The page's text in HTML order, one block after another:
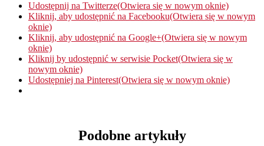
Udostępnij na Twitterze(Otwiera się w nowym oknie)
Kliknij, aby udostępnić na Facebooku(Otwiera się w nowym
oknie)
Kliknij, aby udostępnić na Google+(Otwiera się w nowym
oknie)
Kliknij by udostępnić w serwisie Pocket(Otwiera się w
nowym oknie)
Udostępniej na Pinterest(Otwiera się w nowym oknie)
Podobne artykuły